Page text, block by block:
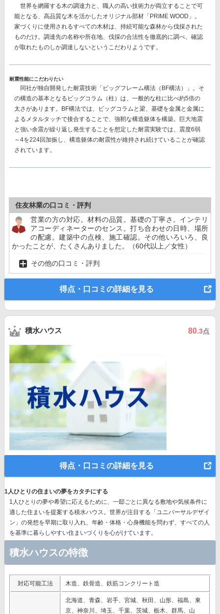
世界を網羅する木の調達力と、職人の高い技術力が両立することで可
能となる、高品質な木を活かしたオリジナル部材 「PRIME WOOD」。
家づくりに使用されるすべての木材は、持続可能な森林から伐採された
ものだけ。調達先の名称や所在地、伐採の合法性を徹底的に調べ、確認
が取れたものしか調達しないというこだわりようです。
耐震性能にこだわりたい
同社が独自開発した耐震技術 「ビッグフレーム構法（BF構法）」。 そ
の構造の基本となるビッグコラム（柱）は、一般的な柱に比べ約5倍の
太さがあります。BF構法では、ビッグコラムと梁、基礎を金属と金属に
よるメタルタッチで接合することで、強靭な構造躯体を構築。巨大地震
と強い余震が繰り返し発生することを想定した耐震実験では、 震度6弱
～4を224回加振し、構造躯体の耐震性が維持され続けていることが確認
されています。
住友林業の口コミ・評判
営業の方の対応。材料の品質。基礎の丁寧さ。インテリ
アコーディネーターのセンス。打ち合わせの日時、場所
の配慮。建築中の点検、施工確認。その他いろいろ、良
かったことが、たくさんありました。（60代以上／女性）
その他の口コミ・評判
得点・口コミの詳細を見る
積水ハウス 80.3点
得点・口コミの詳細を見る
1人ひとりの住まいの夢をカタチにする
1人ひとりの夢や希望に応えるために、一邸ごとに異なる敷地や気候条件に
適した住まいを提案する積水ハウス。世界が注目する 「ユニバーサルデザイ
ン」の発想を早期に取り入れ、年齢・体格・心身機能を問わず、すべての人
を基準に暮らしやすい住まいづくりを心がけています。
積水ハウスの特徴
対応可能工法 木造、鉄骨造、鉄筋コンクリート造
北海道、青森、岩手、宮城、秋田、山形、福島、東
京、神奈川、埼玉、千葉、茨城、栃木、群馬、山